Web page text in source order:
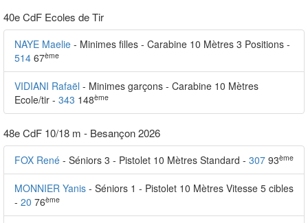
40e CdF Ecoles de Tir
NAYE Maelie - Minimes filles - Carabine 10 Mètres 3 Positions -
514 67ème
VIDIANI Rafaël - Minimes garçons - Carabine 10 Mètres
Ecole/tir - 343 148ème
48e CdF 10/18 m - Besançon 2026
FOX René - Séniors 3 - Pistolet 10 Mètres Standard - 307 93ème
MONNIER Yanis - Séniors 1 - Pistolet 10 Mètres Vitesse 5 cibles
- 20 76ème